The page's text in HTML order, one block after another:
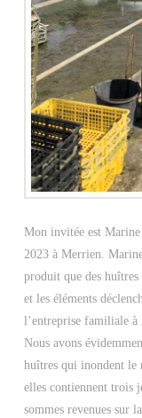
Mon invitée est
2023 à Merrien.
produit que des huîtres
et les éléments
l’entreprise familiale à
Nous avons
huîtres qui inondent le
elles contiennent trois
sommes revenues sur